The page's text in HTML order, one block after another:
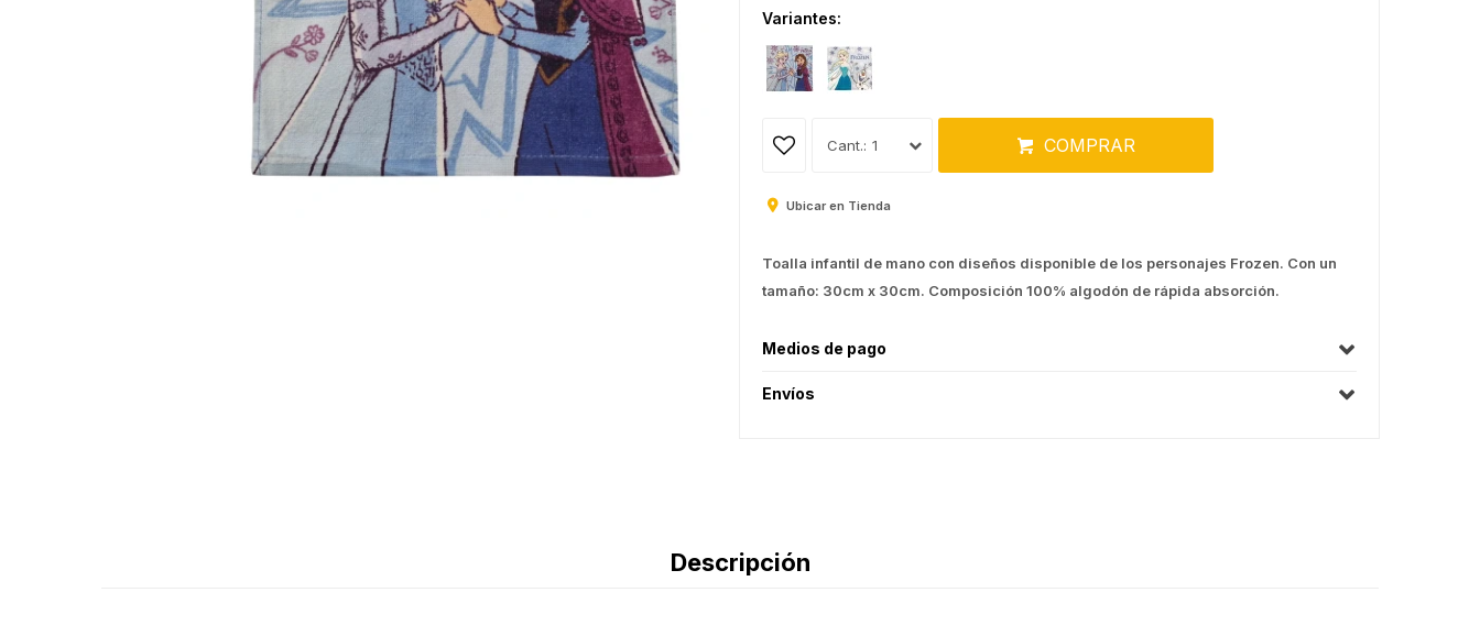
Variantes:
1 COMPRAR
Ubicar en Tienda
Toalla infantil de mano con diseños disponible de los personajes Frozen. Con un
tamaño: 30cm x 30cm. Composición 100% algodón de rápida absorción.
Medios de pago
Envíos
Descripción